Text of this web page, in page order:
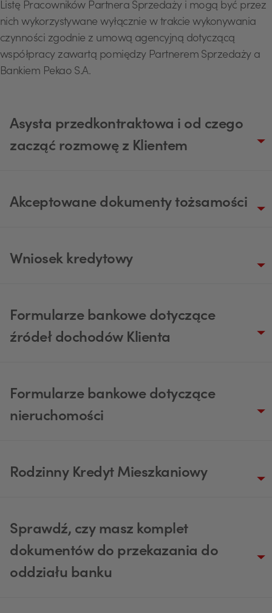
Listę Pracowników Partnera Sprzedaży i mogą być przez
nich wykorzystywane wyłącznie w trakcie wykonywania
czynności zgodnie z umową agencyjną dotyczącą
współpracy zawartą pomiędzy Partnerem Sprzedaży a
Bankiem Pekao S.A.
Asysta przedkontraktowa i od czego
zacząć rozmowę z Klientem
Akceptowane dokumenty tożsamości
Wniosek kredytowy
Formularze bankowe dotyczące
źródeł dochodów Klienta
Formularze bankowe dotyczące
nieruchomości
Rodzinny Kredyt Mieszkaniowy
Sprawdź, czy masz komplet
dokumentów do przekazania do
oddziału banku